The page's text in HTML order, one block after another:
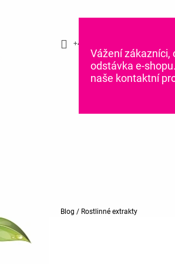
Vážení zákazníci,
odstávka e-
naše kontaktní
+420 775 070 513
Domů
Blog / Rostlinné extrakty